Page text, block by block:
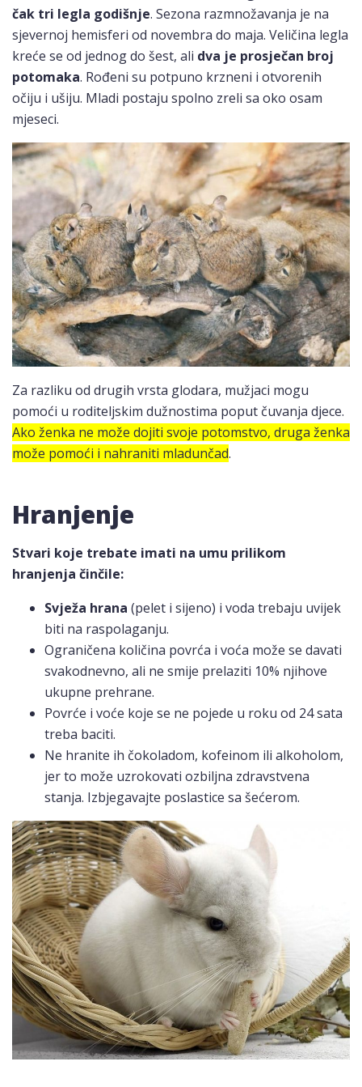
čak tri legla godišnje. Sezona razmnožavanja je na
sjevernoj hemisferi od novembra do maja. Veličina legla
kreće se od jednog do šest, ali dva je prosječan broj
potomaka. Rođeni su potpuno krzneni i otvorenih
očiju i ušiju. Mladi postaju spolno zreli sa oko osam
mjeseci.
Za razliku od drugih vrsta glodara, mužjaci mogu
pomoći u roditeljskim dužnostima poput čuvanja djece.
Ako ženka ne može dojiti svoje potomstvo, druga ženka
može pomoći i nahraniti mladunčad.
Hranjenje
Stvari koje trebate imati na umu prilikom
hranjenja činčile:
Svježa hrana (pelet i sijeno) i voda trebaju uvijek
biti na raspolaganju.
Ograničena količina povrća i voća može se davati
svakodnevno, ali ne smije prelaziti 10% njihove
ukupne prehrane.
Povrće i voće koje se ne pojede u roku od 24 sata
treba baciti.
Ne hranite ih čokoladom, kofeinom ili alkoholom,
jer to može uzrokovati ozbiljna zdravstvena
stanja. Izbjegavajte poslastice sa šećerom.